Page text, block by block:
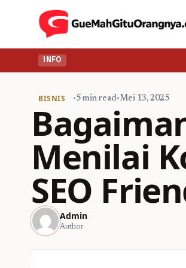
INFO
BISNIS •5 min read•Mei 13, 2025
Menilai
SEO
Admin
Author